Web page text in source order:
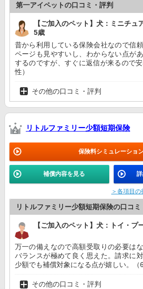
第一アイペットの口コミ・評判
【ご加入のペット】犬：ミニチュ
5歳
昔から利用している保険会社なので信
ページも見やすいし、わからない点が
するのですが、すぐに返信が来るので
性）
その他の口コミ・評判
リトルファミリー少額短期保険
保険料シミュレーショ
補償内容を見る
＞各項目
リトルファミリー少額短期保険の口コミ
【ご加入のペット】犬：トイ・プ
万一の備えなので高額受取りの必要は
バランスが極めて良く思えた。請求に
少額でも補償対象になる点が嬉しい。（
その他の口コミ・評判